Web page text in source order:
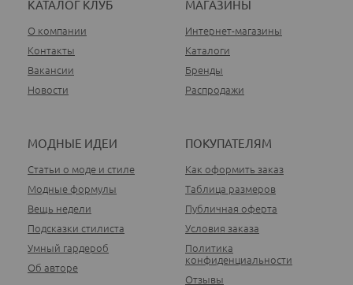
КАТАЛОГ КЛУБ
О компании
Контакты
Вакансии
Новости
ПОКУПАТЕЛЯМ
Как оформить заказ
Таблица размеров
Публичная оферта
Условия заказа
Политика
конфиденциальности
Отзывы
МАГАЗИНЫ
Интернет-магазины
Каталоги
Бренды
Распродажи
МОДНЫЕ ИДЕИ
Статьи о моде и стиле
Модные формулы
Вещь недели
Подсказки стилиста
Умный гардероб
Об авторе